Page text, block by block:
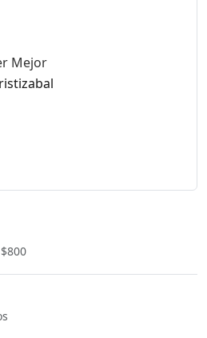
Mejor